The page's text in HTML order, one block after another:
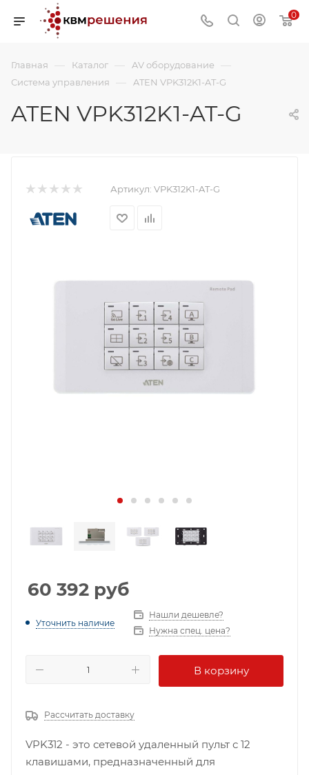
0
Главная — Каталог — AV оборудование —
Система управления — ATEN VPK312K1-AT-G
ATEN VPK312K1-AT-G
Артикул: VPK312K1-AT-G
60 392 руб
Уточнить наличие
Нашли дешевле?
Нужна спец. цена?
В корзину
Рассчитать доставку
VPK312 - это сетевой удаленный пульт с 12
клавишами, предназначенный для